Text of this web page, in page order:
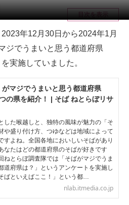
ド
来
目次を表示
年12月30日から2024年1月
ジでうまいと思う都道府県
実施していました。
がマジでうまいと思う都道府県
の県を紹介！ | そば ねとらぼリサ
した喉越しと、独特の風味が魅力の「そ
や盛り付け方、つゆなどは地域によって
すよね。全国各地においしいそばがあり
なたはどの都道府県のそばが好きです
とらぼ調査隊では「そばがマジでうま
道府県は？」というアンケートを実施し
ばといえばここ！」という都…
nlab.itmedia.co.jp